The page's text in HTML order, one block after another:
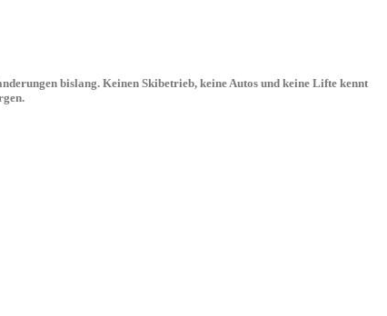
bislang. Keinen Skibetrieb, keine Autos und keine Lifte kennt